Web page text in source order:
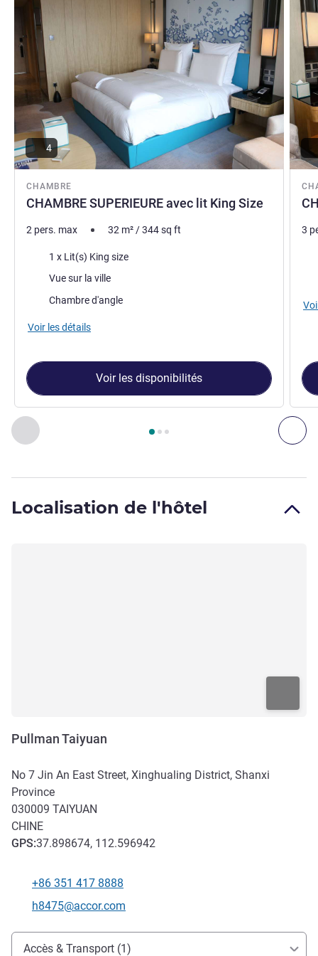
Précédent - Chambre
Page , Chambre 1 : CHAMBRE SUPERIEURE avec lit
CHAMBRE
CHAMBRE SUPERIEURE avec lit King Size
4
2 pers. max 32 m²/344sq ft
Literie1 x Lit(s) King size
Vues :Vue sur la ville
Assets :Chambre d'angle
Voir les détails
Voir les disponibilités
3
Localisation de l'hôtel
Pullman Taiyuan
No 7 Jin An East Street, Xinghualing District, Shanxi
Province
030009 TAIYUAN
CHINE
GPS:37.898674, 112.596942
Téléphone
+86 351 417 8888
Email de contact
h8475@accor.com
Accès et transports
Accès & Transport (1)